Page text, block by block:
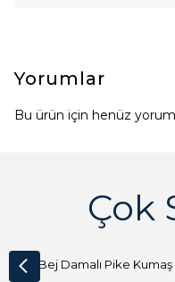
Yorumlar
Bu ürün için henüz yorum
Çok
Açık Bej Damalı Pike Kumaş